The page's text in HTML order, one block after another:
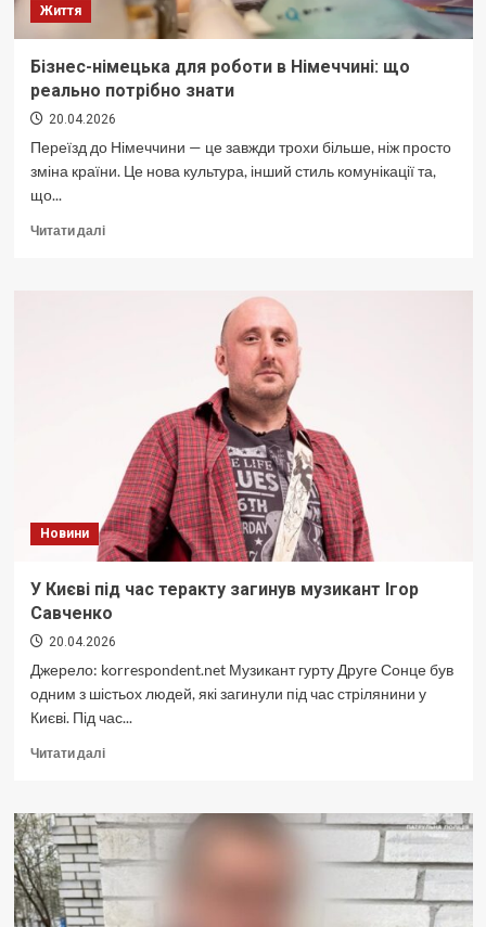
Життя
Бізнес-німецька для роботи в Німеччині: що
реально потрібно знати
20.04.2026
Переїзд до Німеччини — це завжди трохи більше, ніж просто
зміна країни. Це нова культура, інший стиль комунікації та,
що...
Читати даліДокладніше
потрібно
знати
Новини
У Києві під час теракту загинув музикант Ігор
Савченко
20.04.2026
Джерело: korrespondent.net Музикант гурту Друге Сонце був
одним з шістьох людей, які загинули під час стрілянини у
Києві. Під час...
Читати даліДокладніше
Києві
під
загинув
музикант